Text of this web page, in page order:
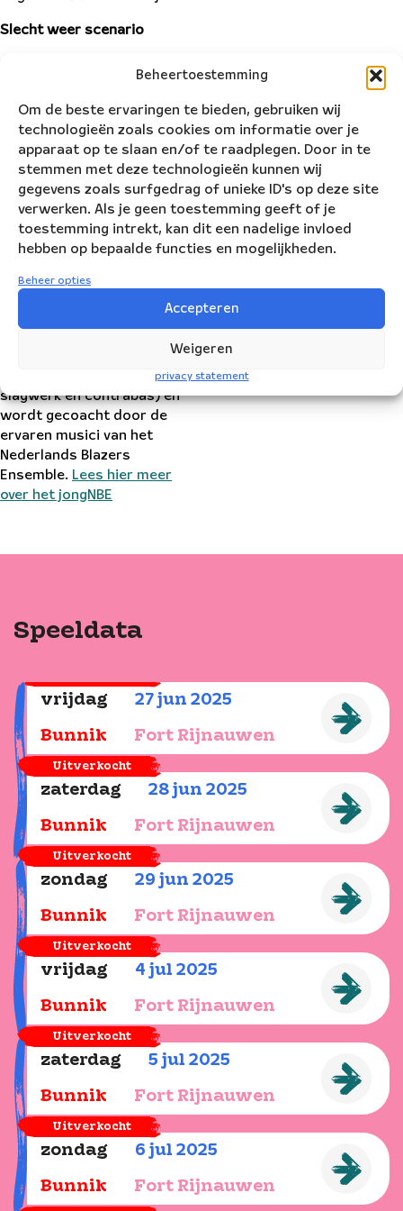
Beheertoestemming
Om de beste ervaringen te bieden, gebruiken wij
technologieën zoals cookies om informatie over je
apparaat op te slaan en/of te raadplegen. Door in te
stemmen met deze technologieën kunnen wij
gegevens zoals surfgedrag of unieke ID's op deze site
verwerken. Als je geen toestemming geeft of je
toestemming intrekt, kan dit een nadelige invloed
hebben op bepaalde functies en mogelijkheden.
Beheer opties
Accepteren
Weigeren
privacy statement
Slecht weer scenario
door overmacht of slechte
weersomstandigheden
wordt de voorstelling
verschoven naar de
eerstvolgende donderdag.
Je hebt geen recht op
restitutie.
jongNBE
Het jongNBE is een ensemble
van toptalenten van de
Nederlandse conservatoria.
Het ensemble bestaat uit
hoorn, trompet, trombone,
slagwerk en contrabas) en
wordt gecoacht door de
ervaren musici van het
Nederlands Blazers
Ensemble. Lees hier meer
over het jongNBE
Speeldata
vrijdag 27 jun 2025
Bunnik Fort Rijnauwen
Uitverkocht
zaterdag 28 jun 2025
Bunnik Fort Rijnauwen
Uitverkocht
zondag 29 jun 2025
Bunnik Fort Rijnauwen
Uitverkocht
vrijdag 4 jul 2025
Bunnik Fort Rijnauwen
Uitverkocht
zaterdag 5 jul 2025
Bunnik Fort Rijnauwen
Uitverkocht
zondag 6 jul 2025
Bunnik Fort Rijnauwen